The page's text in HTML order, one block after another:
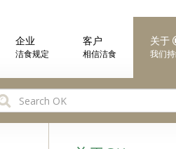
企业
洁食规定
客户
相信洁食
关于
我们